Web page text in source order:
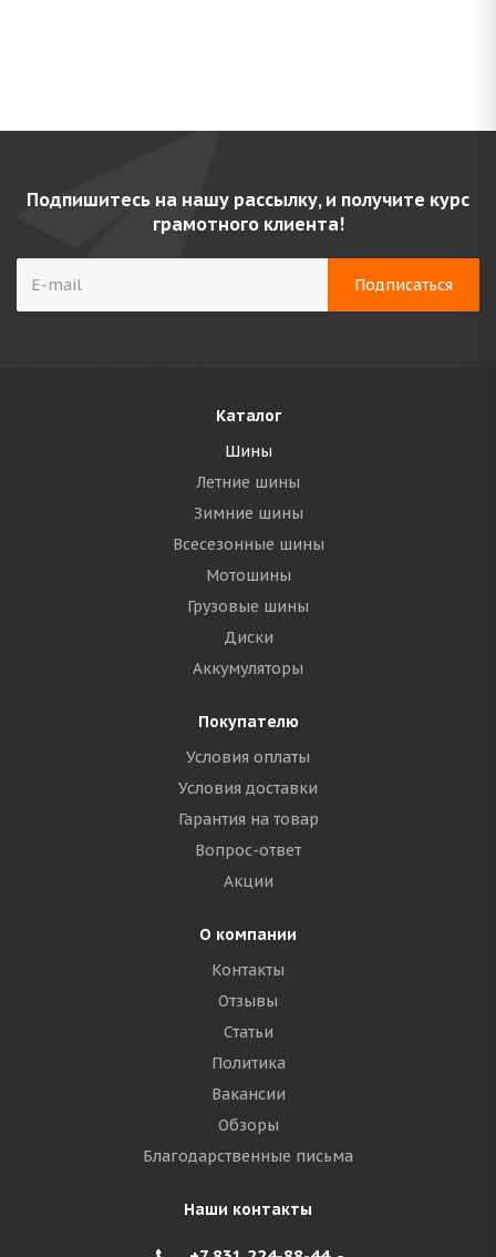
Подпишитесь на нашу рассылку, и получите курс
грамотного клиента!
Каталог
Шины
Летние шины
Зимние шины
Всесезонные шины
Мотошины
Грузовые шины
Диски
Аккумуляторы
Покупателю
Условия оплаты
Условия доставки
Гарантия на товар
Вопрос-ответ
Акции
О компании
Контакты
Отзывы
Статьи
Политика
Вакансии
Обзоры
Благодарственные письма
Наши контакты